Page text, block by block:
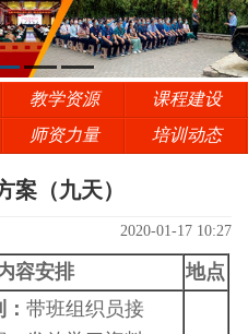
教学资源
课程建设
师资力量 培训动态
案（九天）
2020-01-17 10:27
容安排 地点
带班组织员接